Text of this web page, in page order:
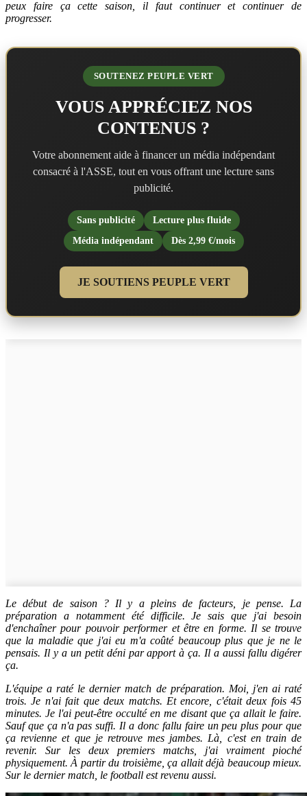
peux faire ça cette saison, il faut continuer et continuer de
progresser.
SOUTENEZ PEUPLE VERT
VOUS APPRÉCIEZ NOS
CONTENUS ?
Votre abonnement aide à financer un média indépendant
consacré à l'ASSE, tout en vous offrant une lecture sans
publicité.
Sans publicité
Lecture plus fluide
Média indépendant
Dès 2,99 €/mois
JE SOUTIENS PEUPLE VERT
Le début de saison ? Il y a pleins de facteurs, je pense. La
préparation a notamment été difficile. Je sais que j'ai besoin
d'enchaîner pour pouvoir performer et être en forme. Il se trouve
que la maladie que j'ai eu m'a coûté beaucoup plus que je ne le
pensais. Il y a un petit déni par apport à ça. Il a aussi fallu digérer
ça.
L'équipe a raté le dernier match de préparation. Moi, j'en ai raté
trois. Je n'ai fait que deux matchs. Et encore, c'était deux fois 45
minutes. Je l'ai peut-être occulté en me disant que ça allait le faire.
Sauf que ça n'a pas suffi. Il a donc fallu faire un peu plus pour que
ça revienne et que je retrouve mes jambes. Là, c'est en train de
revenir. Sur les deux premiers matchs, j'ai vraiment pioché
physiquement. À partir du troisième, ça allait déjà beaucoup mieux.
Sur le dernier match, le football est revenu aussi.